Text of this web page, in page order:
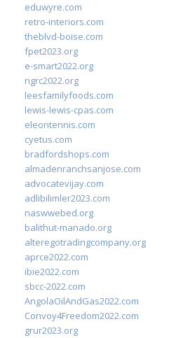
eduwyre.com
retro-interiors.com
theblvd-boise.com
fpet2023.org
e-smart2022.org
ngrc2022.org
leesfamilyfoods.com
lewis-lewis-cpas.com
eleontennis.com
cyetus.com
bradfordshops.com
almadenranchsanjose.com
advocatevijay.com
adlibilimler2023.com
naswwebed.org
balithut-manado.org
alteregotradingcompany.org
aprce2022.com
ibie2022.com
sbcc-2022.com
AngolaOilAndGas2022.com
Convoy4Freedom2022.com
grur2023.org